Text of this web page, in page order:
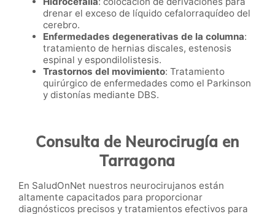
drenar el exceso de líquido cefalorraquídeo del
cerebro.
Enfermedades degenerativas de la columna:
tratamiento de hernias discales, estenosis
espinal y espondilolistesis.
Trastornos del movimiento: Tratamiento
quirúrgico de enfermedades como el Parkinson
y distonías mediante DBS.
Consulta de Neurocirugía en
Tarragona
En SaludOnNet nuestros neurocirujanos están
altamente capacitados para proporcionar
diagnósticos precisos y tratamientos efectivos para